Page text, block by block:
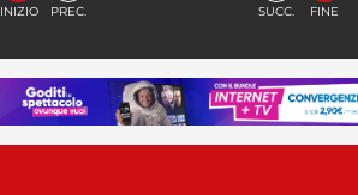
INIZIO PREC. SUCC. FINE